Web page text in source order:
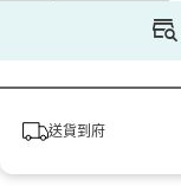
送貨到府